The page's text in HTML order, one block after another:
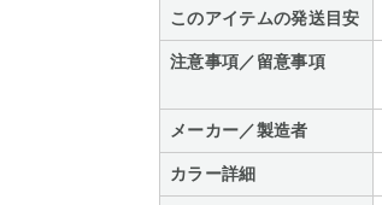
このアイテムの発送目安
注意事項／留意事項
メーカー／製造者
カラー詳細